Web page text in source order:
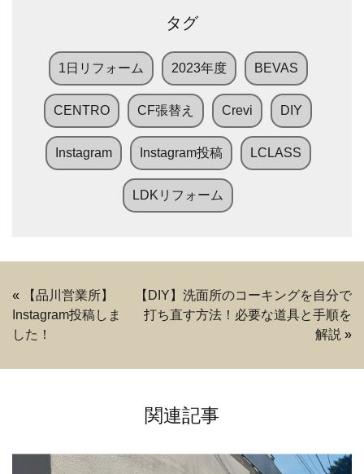
タグ
1日リフォーム 2023年度 BEVAS
CENTRO CF張替え Crevi DIY
Instagram Instagram投稿 LCLASS
LDKリフォーム
«
【品川営業所】
Instagram投稿しま
した！
【DIY】洗面所のコーキングを自分で
打ち直す方法！必要な道具と手順を
解説 »
関連記事